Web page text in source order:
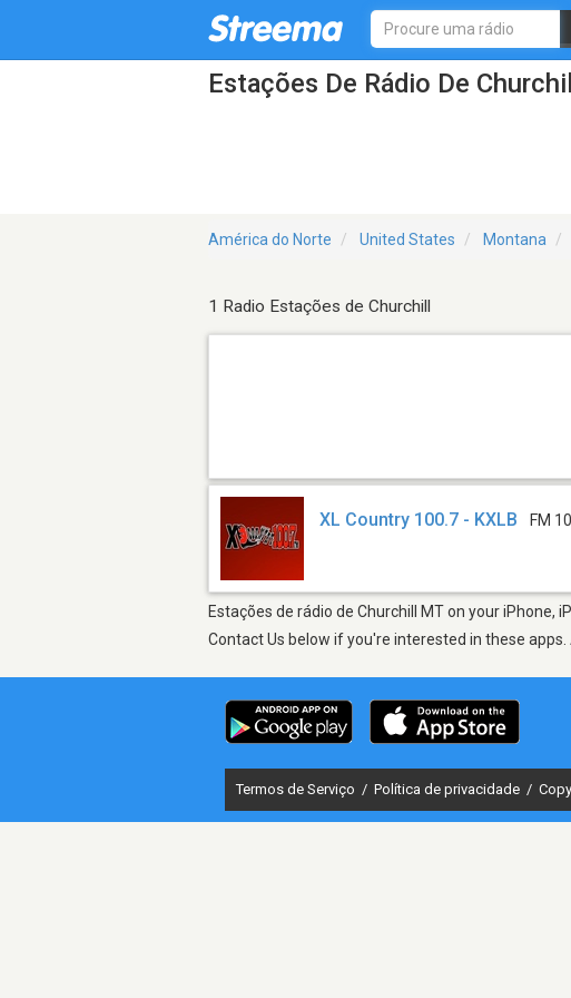
Estações De Rádio De
América do Norte United States Montana
1 Radio Estações de Churchill
XL Country 100.7 - KXLB FM
Estações de rádio de Churchill MT on your iPhone,
Contact Us below if you're interested in these
Termos de Serviço / Política de privacidade /